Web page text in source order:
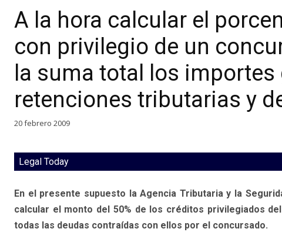
A la hora calcular el
con privilegio de un
la suma total los
retenciones tributarias y
20 febrero 2009
Legal Today
En el presente supuesto la Agencia Tributaria y la
calcular el monto del 50% de los créditos privilegiados
todas las deudas contraídas con ellos por el concursado.